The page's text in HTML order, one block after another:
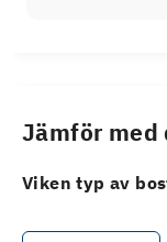
Jämför med
Viken typ av